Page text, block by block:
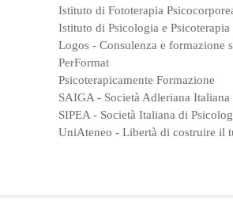
Istituto di Fototerapia
Istituto di Psicologia e Psicoterapia
Logos - Consulenza e formazione
PerFormat
Psicoterapicamente Formazione
SAIGA - Società Adleriana
SIPEA - Società Italiana di
UniAteneo - Libertà di costruire il